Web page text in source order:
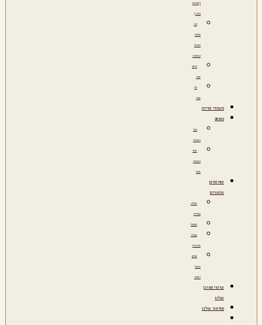
(שריפת
גופה)
מה
כוללת
חבילת
קרמציה
פיזור
אפר
כדי
אפר
מעמדי פרידה
הנצחה
ערבי
הנצחה
אתר
הנצחה
אישי
שירותים
ומוצרים
חבילה
עתידית
מצבות
קבורה
אזרחית
ארגון
טקסי
הלוויה
ערוצי התוכן
שלנו
הסיפור שלנו